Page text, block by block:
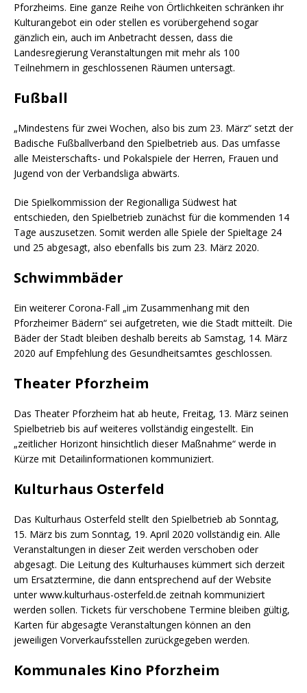
Pforzheims. Eine ganze Reihe von Örtlichkeiten schränken ihr
Kulturangebot ein oder stellen es vorübergehend sogar
gänzlich ein, auch im Anbetracht dessen, dass die
Landesregierung Veranstaltungen mit mehr als 100
Teilnehmern in geschlossenen Räumen untersagt.
Fußball
„Mindestens für zwei Wochen, also bis zum 23. März“ setzt der
Badische Fußballverband den Spielbetrieb aus. Das umfasse
alle Meisterschafts- und Pokalspiele der Herren, Frauen und
Jugend von der Verbandsliga abwärts.
Die Spielkommission der Regionalliga Südwest hat
entschieden, den Spielbetrieb zunächst für die kommenden 14
Tage auszusetzen. Somit werden alle Spiele der Spieltage 24
und 25 abgesagt, also ebenfalls bis zum 23. März 2020.
Schwimmbäder
Ein weiterer Corona-Fall „im Zusammenhang mit den
Pforzheimer Bädern“ sei aufgetreten, wie die Stadt mitteilt. Die
Bäder der Stadt bleiben deshalb bereits ab Samstag, 14. März
2020 auf Empfehlung des Gesundheitsamtes geschlossen.
Theater Pforzheim
Das Theater Pforzheim hat ab heute, Freitag, 13. März seinen
Spielbetrieb bis auf weiteres vollständig eingestellt. Ein
„zeitlicher Horizont hinsichtlich dieser Maßnahme“ werde in
Kürze mit Detailinformationen kommuniziert.
Kulturhaus Osterfeld
Das Kulturhaus Osterfeld stellt den Spielbetrieb ab Sonntag,
15. März bis zum Sonntag, 19. April 2020 vollständig ein. Alle
Veranstaltungen in dieser Zeit werden verschoben oder
abgesagt. Die Leitung des Kulturhauses kümmert sich derzeit
um Ersatztermine, die dann entsprechend auf der Website
unter www.kulturhaus-osterfeld.de zeitnah kommuniziert
werden sollen. Tickets für verschobene Termine bleiben gültig,
Karten für abgesagte Veranstaltungen können an den
jeweiligen Vorverkaufsstellen zurückgegeben werden.
Kommunales Kino Pforzheim